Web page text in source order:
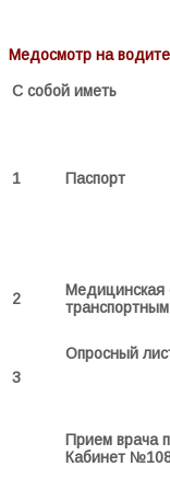
Медосмотр на
С собой иметь
1 Паспорт
2
Медицинская
3
Опросный
Прием врача
Кабинет